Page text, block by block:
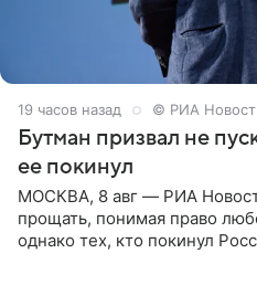
19 часов назад © РИА
Бутман призвал не
ее покинул
МОСКВА, 8 авг — РИА
прощать, понимая право
однако тех, кто покинул